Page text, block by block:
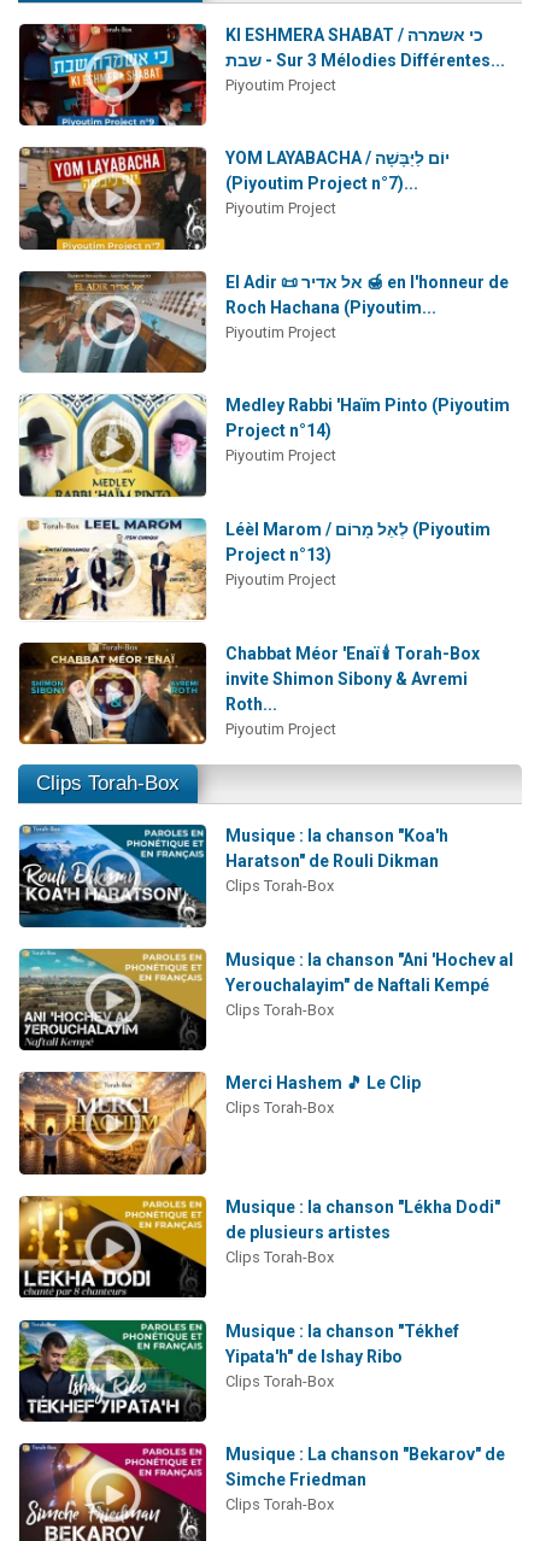
Ariel vient de donner son Maasser
Il reste 49 places pour étudier en groupe sur Zoom
Nathaniel vient de donner son Maasser
6 personnes viennent de faire un don pour 5 enfants déjà orphelins risquent de perdre leur maman
KI ESHMERA SHABAT / כי אשמרה
שבת - Sur 3 Mélodies Différentes...
Piyoutim Project
YOM LAYABACHA / יוֹם לַיַּבָּשָׁה
(Piyoutim Project n°7)...
Piyoutim Project
El Adir 📜 אל אדיר 🍯 en l'honneur de
Roch Hachana (Piyoutim...
Piyoutim Project
Medley Rabbi 'Haïm Pinto (Piyoutim
Project n°14)
Piyoutim Project
Léèl Marom / לְאֵל מָרוֹם (Piyoutim
Project n°13)
Piyoutim Project
Chabbat Méor 'Enaï 🕯️ Torah-Box
invite Shimon Sibony & Avremi
Roth...
Piyoutim Project
Clips Torah-Box
Musique : la chanson "Koa'h
Haratson" de Rouli Dikman
Clips Torah-Box
Musique : la chanson "Ani 'Hochev al
Yerouchalayim" de Naftali Kempé
Clips Torah-Box
Merci Hashem 🎵 Le Clip
Clips Torah-Box
Musique : la chanson "Lékha Dodi"
de plusieurs artistes
Clips Torah-Box
Musique : la chanson "Tékhef
Yipata'h" de Ishay Ribo
Clips Torah-Box
Musique : La chanson "Bekarov" de
Simche Friedman
Clips Torah-Box